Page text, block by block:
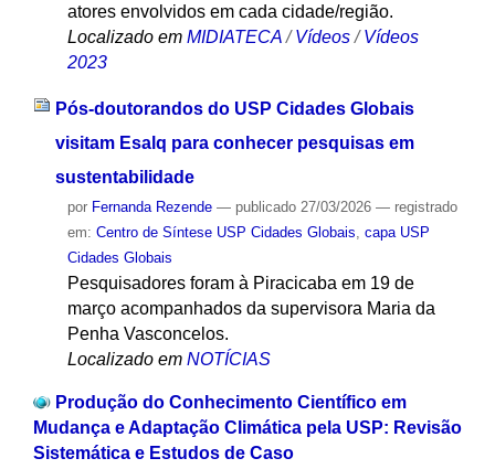
atores envolvidos em cada cidade/região.
Localizado em MIDIATECA /Vídeos /Vídeos
2023
Pós-doutorandos do USP Cidades Globais
visitam Esalq para conhecer pesquisas em
sustentabilidade
por Fernanda Rezende — publicado27/03/2026 — registrado
em: Centro de Síntese USP Cidades Globais, capa USP
Cidades Globais
Pesquisadores foram à Piracicaba em 19 de
março acompanhados da supervisora Maria da
Penha Vasconcelos.
Localizado em NOTÍCIAS
Produção do Conhecimento Científico em
Mudança e Adaptação Climática pela USP: Revisão
Sistemática e Estudos de Caso